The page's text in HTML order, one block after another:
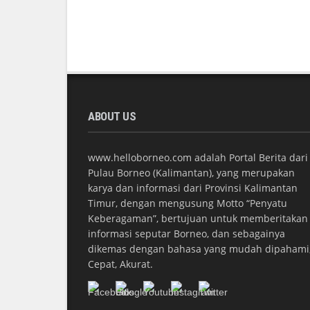
ABOUT US
www.helloborneo.com adalah Portal Berita dari
Pulau Borneo (Kalimantan), yang merupakan
karya dan informasi dari Provinsi Kalimantan
Timur, dengan mengusung Motto “Penyatu
Keberagaman”, bertujuan untuk memberitakan
informasi seputar Borneo, dan sebagainya
dikemas dengan bahasa yang mudah
Cepat, Akurat.